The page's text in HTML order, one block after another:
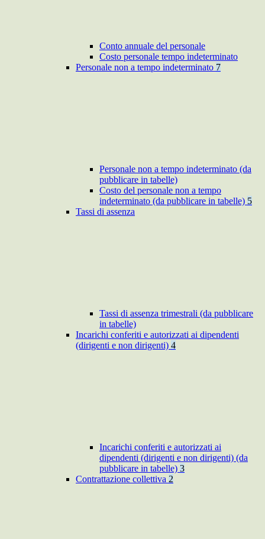
Conto annuale del personale
Costo personale tempo indeterminato
Personale non a tempo indeterminato 7
Personale non a tempo indeterminato (da
pubblicare in tabelle)
Costo del personale non a tempo
indeterminato (da pubblicare in tabelle) 5
Tassi di assenza
Tassi di assenza trimestrali (da pubblicare
in tabelle)
Incarichi conferiti e autorizzati ai dipendenti
(dirigenti e non dirigenti) 4
Incarichi conferiti e autorizzati ai
dipendenti (dirigenti e non dirigenti) (da
pubblicare in tabelle) 3
Contrattazione collettiva 2